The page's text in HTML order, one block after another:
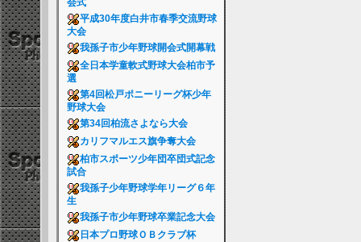
会式
平成30年度白井市春季交流野球
大会
我孫子市少年野球開会式開幕戦
全日本学童軟式野球大会柏市予
選
第4回松戸ポニーリーグ杯少年
野球大会
第34回柏流さよなら大会
カリフマルエス旗争奪大会
柏市スポーツ少年団卒団式記念
試合
我孫子少年野球学年リーグ６年
生
我孫子市少年野球卒業記念大会
日本プロ野球ＯＢクラブ杯